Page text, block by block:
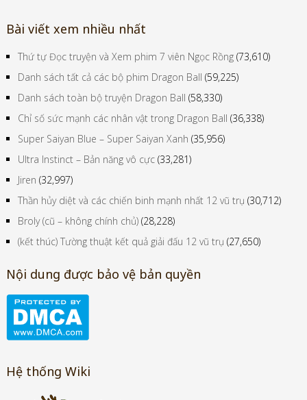
Bài viết xem nhiều nhất
Thứ tự Đọc truyện và Xem phim 7 viên Ngọc Rồng (73,610)
Danh sách tất cả các bộ phim Dragon Ball (59,225)
Danh sách toàn bộ truyện Dragon Ball (58,330)
Chỉ số sức mạnh các nhân vật trong Dragon Ball (36,338)
Super Saiyan Blue – Super Saiyan Xanh (35,956)
Ultra Instinct – Bản năng vô cực (33,281)
Jiren (32,997)
Thần hủy diệt và các chiến binh mạnh nhất 12 vũ trụ (30,712)
Broly (cũ – không chính chủ) (28,228)
(kết thúc) Tường thuật kết quả giải đấu 12 vũ trụ (27,650)
Nội dung được bảo vệ bản quyền
Hệ thống Wiki